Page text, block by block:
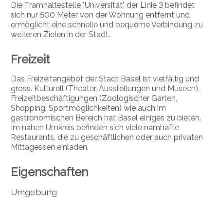
Die Tramhaltestelle "Universität" der Linie 3 befindet
sich nur 500 Meter von der Wohnung entfernt und
ermöglicht eine schnelle und bequeme Verbindung zu
weiteren Zielen in der Stadt.
Freizeit
Das Freizeitangebot der Stadt Basel ist vielfältig und
gross. Kulturell (Theater, Ausstellungen und Museen),
Freizeitbeschäftigungen (Zoologischer Garten,
Shopping, Sportmöglichkeiten) wie auch im
gastronomischen Bereich hat Basel einiges zu bieten.
Im nahen Umkreis befinden sich viele namhafte
Restaurants, die zu geschäftlichen oder auch privaten
Mittagessen einladen.
Eigenschaften
Umgebung